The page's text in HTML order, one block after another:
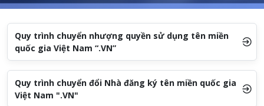
Quy trình chuyển nhượng quyền sử dụng tên miền
quốc gia Việt Nam “.VN”
Quy trình chuyển đổi Nhà đăng ký tên miền quốc gia
Việt Nam ".VN"